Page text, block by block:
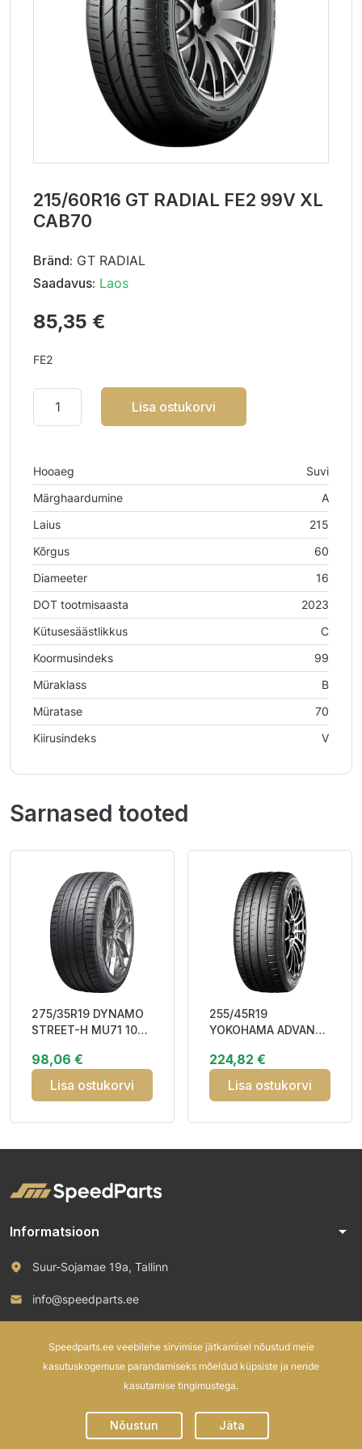
215/60R16 GT RADIAL FE2 99V XL
CAB70
Bränd: GT RADIAL
Saadavus: Laos
85,35 €
FE2
Lisa ostukorvi
Hooaeg
Suvi
Märghaardumine
A
Laius
215
Kõrgus
60
Diameeter
16
DOT tootmisaasta
2023
Kütusesäästlikkus
C
Koormusindeks
99
Müraklass
B
Müratase
70
Kiirusindeks
V
Sarnased tooted
275/35R19 DYNAMO
STREET-H MU71 100Y
98,06 €
Lisa ostukorvi
255/45R19
YOKOHAMA ADVAN
104W XL RPB BAB71
224,82 €
Lisa ostukorvi
Informatsioon arrow_drop_down
Suur-Sojamae 19a, Tallinn
info@speedparts.ee
Speedparts.ee veebilehe sirvimise jätkamisel nõustud meie
kasutuskogemuse parandamiseks mõeldud küpsiste ja nende
kasutamise tingimustega.
Nõustun Jäta